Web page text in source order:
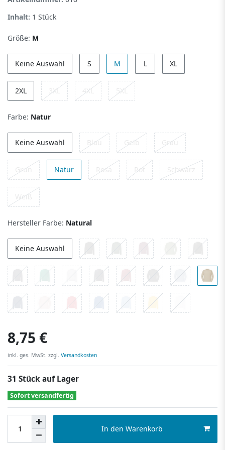
Inhalt: 1 Stück
Größe: M
Keine Auswahl S M L XL
2XL 3XL 4XL 5XL
Farbe: Natur
Keine Auswahl Blau Gelb Grau
Grün Natur Rosa Rot Schwarz
Weiß
Hersteller Farbe: Natural
Keine Auswahl
8,75 €
inkl. ges. MwSt. zzgl. Versandkosten
31 Stück auf Lager
Sofort versandfertig
In den Warenkorb